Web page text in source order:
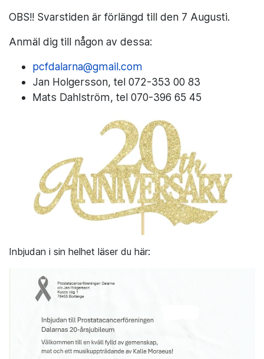
OBS!! Svarstiden är förlängd till den 7 Augusti.
Anmäl dig till någon av dessa:
pcfdalarna@gmail.com
Jan Holgersson, tel 072-353 00 83
Mats Dahlström, tel 070-396 65 45
Inbjudan i sin helhet läser du här: